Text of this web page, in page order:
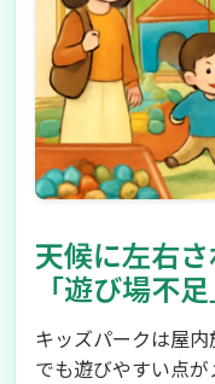
天候に左右
「遊び場不
キッズパークは屋
でも遊びやすい点が